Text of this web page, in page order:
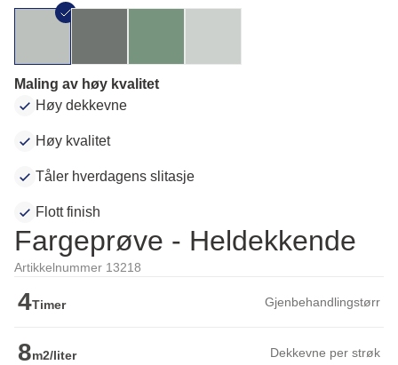
Maling av høy kvalitet
Høy dekkevne
Høy kvalitet
Tåler hverdagens slitasje
Flott finish
Fargeprøve - Heldekkende
Artikkelnummer 13218
4Timer Gjenbehandlingstørr
8m2/liter Dekkevne per strøk